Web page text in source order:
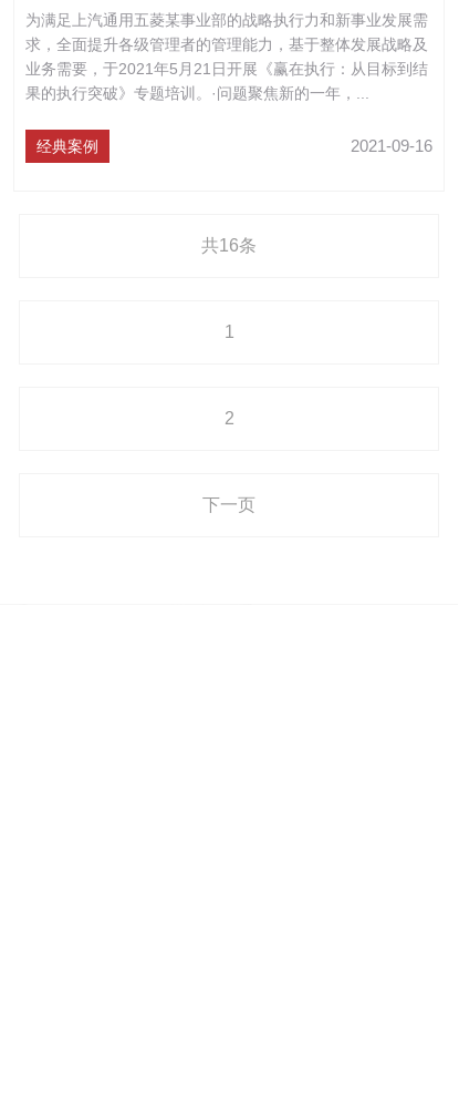
为满足上汽通用五菱某事业部的战略执行力和新事业发展需
求，全面提升各级管理者的管理能力，基于整体发展战略及
业务需要，于2021年5月21日开展《赢在执行：从目标到结
果的执行突破》专题培训。·问题聚焦新的一年，...
经典案例 2021-09-16
共16条
1
2
下一页